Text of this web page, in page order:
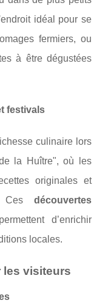
idéal pour se
fermiers, ou
à être dégustées
festivals
culinaire lors
la Huître", où les
originales et
Ces découvertes
d’enrichir
locales.
les visiteurs